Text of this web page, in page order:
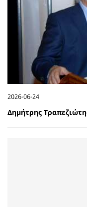
2026-06-24
Δημήτρης